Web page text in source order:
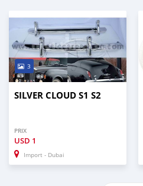
3
SILVER CLOUD S1 S2
PRIX
USD 1
Import - Dubai